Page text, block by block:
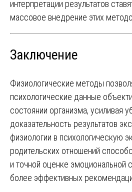
интерпретации результатов
массовое внедрение этих
Заключение
Физиологические методы
психологические данные
состоянии организма, усиливая
доказательность результатов
физиологии в психологическую
родительских отношений
и точной оценке эмоциональной
более эффективных